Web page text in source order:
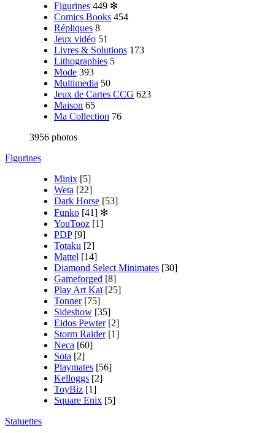
Figurines 449 ✻
Comics Books 454
Répliques 8
Jeux vidéo 51
Livres & Solutions 173
Lithographies 5
Mode 393
Multimedia 50
Jeux de Cartes CCG 623
Maison 65
Ma Collection 76
3956 photos
Figurines
Minix [5]
Weta [22]
Dark Horse [53]
Funko [41] ✻
YouTooz [1]
PDP [9]
Totaku [2]
Mattel [14]
Diamond Select Minimates [30]
Gameforged [8]
Play Art Kaï [25]
Tonner [75]
Sideshow [35]
Eidos Pewter [2]
Storm Raider [1]
Neca [60]
Sota [2]
Playmates [56]
Kelloggs [2]
ToyBiz [1]
Square Enix [5]
Statuettes